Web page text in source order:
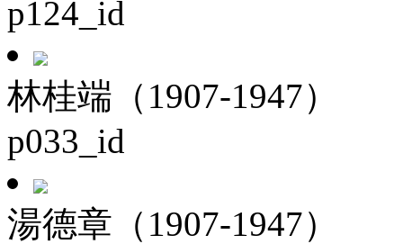
p124_id
林桂端（1907-1947）
p033_id
湯德章（1907-1947）